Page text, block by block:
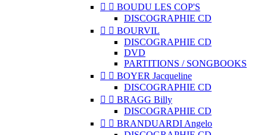
  BOUDU LES COP'S
DISCOGRAPHIE CD
  BOURVIL
DISCOGRAPHIE CD
DVD
PARTITIONS / SONGBOOKS
  BOYER Jacqueline
DISCOGRAPHIE CD
  BRAGG Billy
DISCOGRAPHIE CD
  BRANDUARDI Angelo